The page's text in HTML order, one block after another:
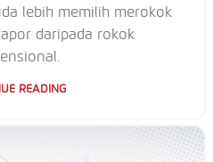
lebih memilih merokok
daripada rokok
READING